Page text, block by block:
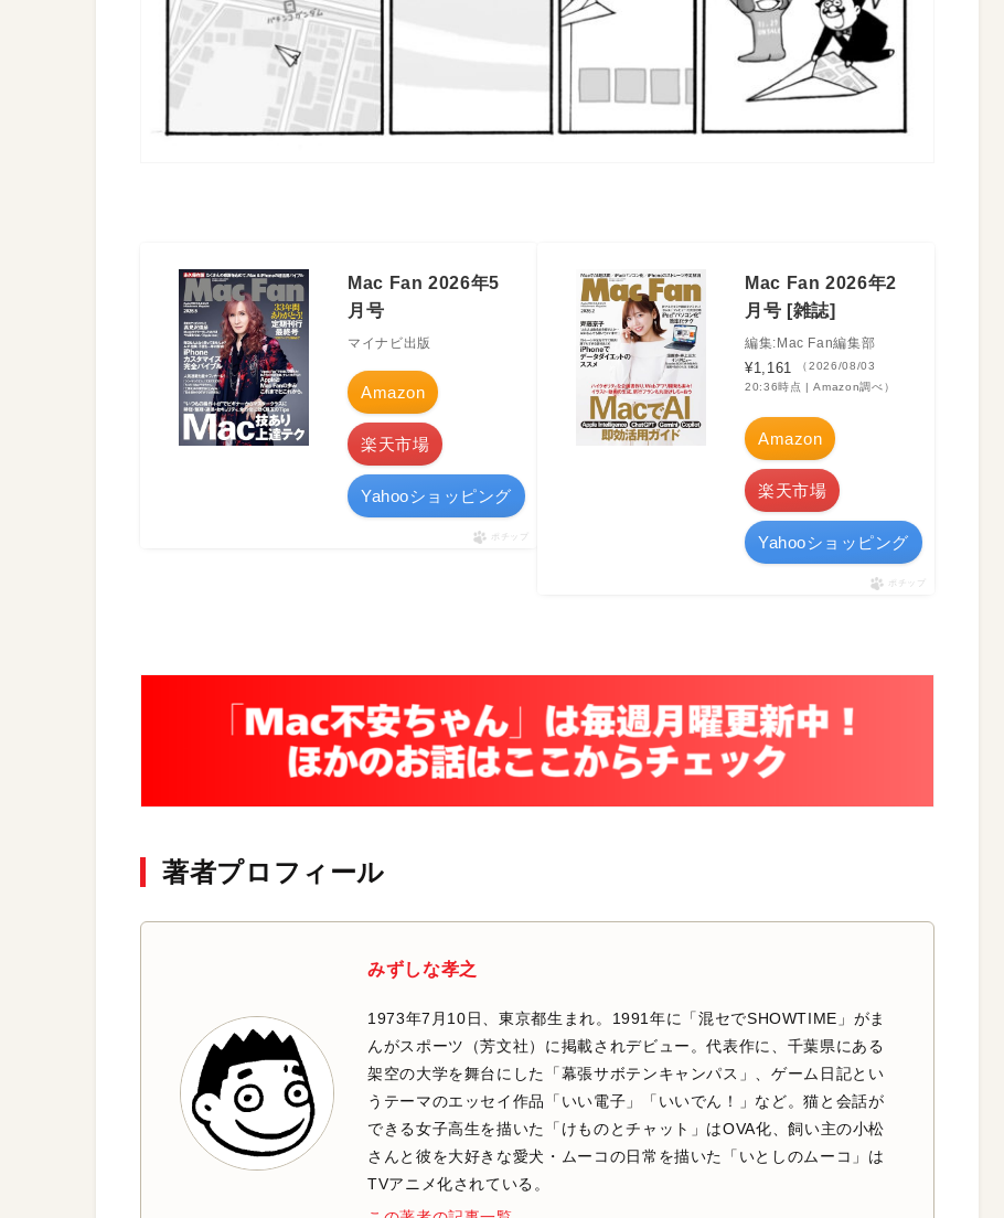
Mac Fan 2026年5
月号
マイナビ出版
Amazon
楽天市場
Yahooショッピング
ポチップ
Mac Fan 2026年2
月号 [雑誌]
編集:Mac Fan編集部
¥1,161
（2026/08/03
20:36時点 | Amazon調べ）
Amazon
楽天市場
Yahooショッピング
ポチップ
著者プロフィール
みずしな孝之
1973年7月10日、東京都生まれ。1991年に「混セでSHOWTIME」がま
んがスポーツ（芳文社）に掲載されデビュー。代表作に、千葉県にある
架空の大学を舞台にした「幕張サボテンキャンパス」、ゲーム日記とい
うテーマのエッセイ作品「いい電子」「いいでん！」など。猫と会話が
できる女子高生を描いた「けものとチャット」はOVA化、飼い主の小松
さんと彼を大好きな愛犬・ムーコの日常を描いた「いとしのムーコ」は
TVアニメ化されている。